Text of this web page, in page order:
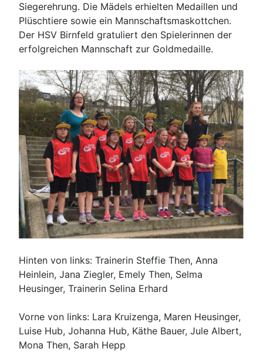
Siegerehrung. Die Mädels erhielten Medaillen und
Plüschtiere sowie ein Mannschaftsmaskottchen.
Der HSV Birnfeld gratuliert den Spielerinnen der
erfolgreichen Mannschaft zur Goldmedaille.
Hinten von links: Trainerin Steffie Then, Anna
Heinlein, Jana Ziegler, Emely Then, Selma
Heusinger, Trainerin Selina Erhard
Vorne von links: Lara Kruizenga, Maren Heusinger,
Luise Hub, Johanna Hub, Käthe Bauer, Jule Albert,
Mona Then, Sarah Hepp